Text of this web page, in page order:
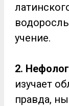
учение.
2.
изучает
правда,